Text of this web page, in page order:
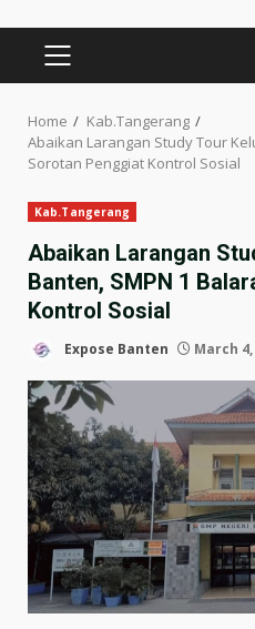
PRIMARY
MENU
Home
Kab.Tangerang
Abaikan Larangan Study Tour
Sorotan Penggiat Kontrol Sosial
Kab.Tangerang
Abaikan Larangan
Banten, SMPN 1
Kontrol Sosial
Expose Banten March 4,